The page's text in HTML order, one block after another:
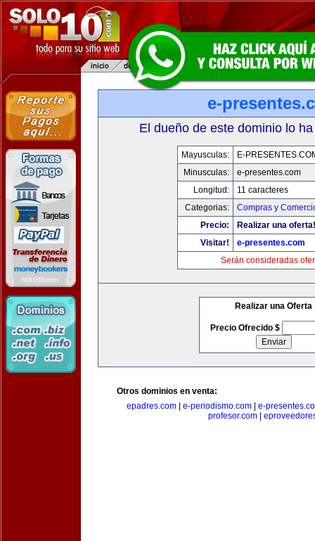
e-
El dueño de este dominio lo
Mayusculas:
E-
Minusculas:
e-presentes.com
Longitud:
11 caracteres
Categorias:
Compras y
Precio:
Realizar una oferta!
Visitar!
e-presentes.com
Serán consideradas
Realizar una Oferta
Precio Ofrecido $
Otros dominios en venta:
epadres.com
e-periodismo.com
e-
profesor.com|